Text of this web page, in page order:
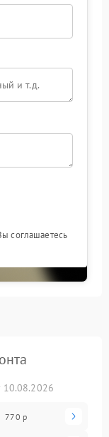
соглашаетесь
10.08.2026
770 р